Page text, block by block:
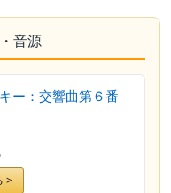
音源
ー：交響曲第６番
」
>